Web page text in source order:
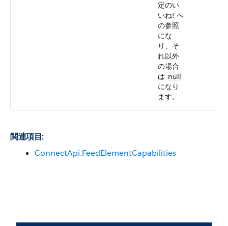
定のい
いね! へ
の参照
にな
り、そ
れ以外
の場合
は null
になり
ます。
関連項目:
ConnectApi.FeedElementCapabilities